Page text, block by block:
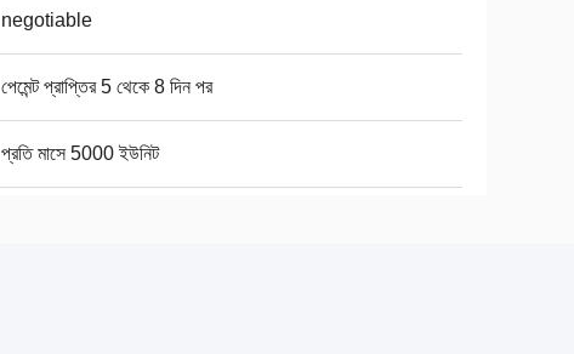
negotiable
পেমেন্ট প্রাপ্তির 5 থেকে 8 দিন পর
প্রতি মাসে 5000 ইউনিট